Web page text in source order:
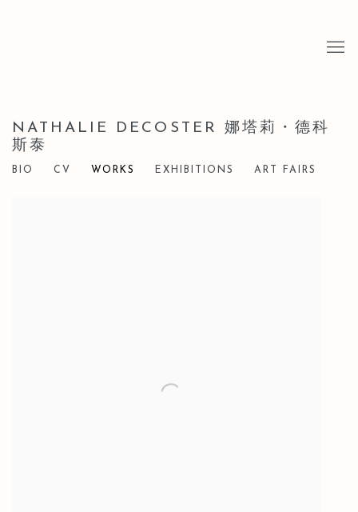
NATHALIE DECOSTER 娜塔莉・德科
斯泰
BIO CV WORKS EXHIBITIONS ART FAIRS